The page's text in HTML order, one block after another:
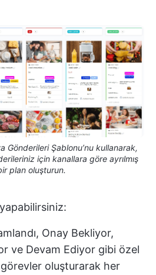
Gönderileri Şablonu’nu kullanarak,
için kanallara göre ayrılmış
plan oluşturun.
Onay Bekliyor,
ve Devam Ediyor gibi özel
oluşturarak her